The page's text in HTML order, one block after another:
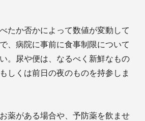
たか否かによって数値が変動して
、病院に事前に食事制限について
。尿や便は、なるべく新鮮なもの
しくは前日の夜のものを持参しま
薬がある場合や、予防薬を飲ませ